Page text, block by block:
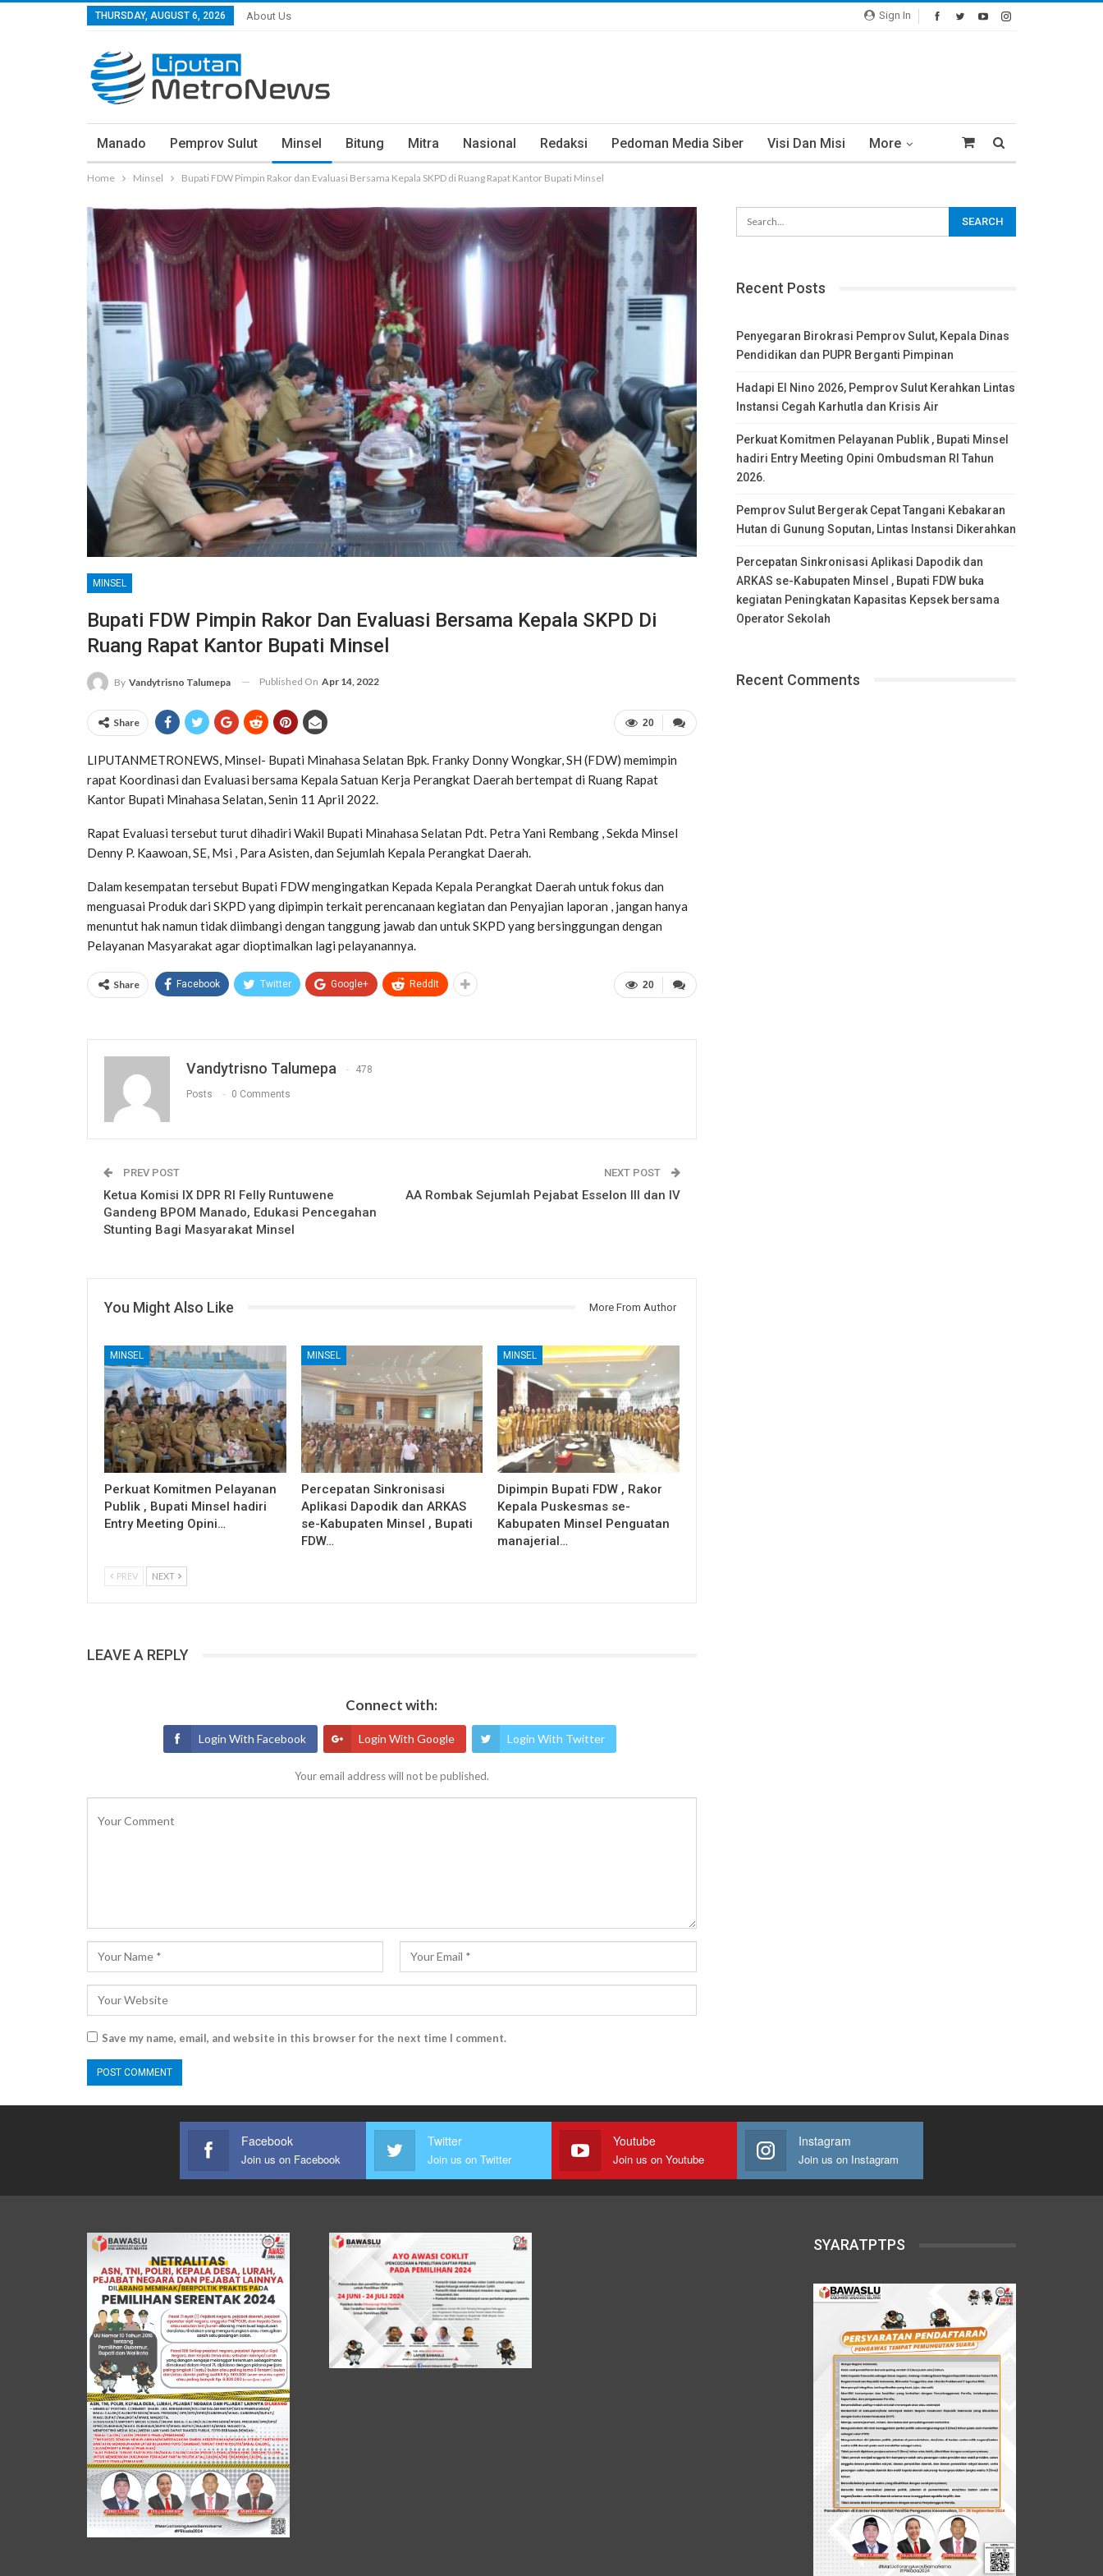
Sign In
THURSDAY, AUGUST 6, 2026 About Us
Manado Pemprov Sulut Minsel Bitung Mitra Nasional Redaksi Pedoman Media Siber Visi Dan Misi More
Home Minsel Bupati FDW Pimpin Rakor dan Evaluasi Bersama Kepala SKPD di Ruang Rapat Kantor Bupati Minsel
MINSEL
Bupati FDW Pimpin Rakor Dan Evaluasi Bersama Kepala SKPD Di
Ruang Rapat Kantor Bupati Minsel
By Vandytrisno Talumepa Published On Apr 14, 2022
20
Share
LIPUTANMETRONEWS, Minsel- Bupati Minahasa Selatan Bpk. Franky Donny Wongkar, SH (FDW) memimpin
rapat Koordinasi dan Evaluasi bersama Kepala Satuan Kerja Perangkat Daerah bertempat di Ruang Rapat
Kantor Bupati Minahasa Selatan, Senin 11 April 2022.
Rapat Evaluasi tersebut turut dihadiri Wakil Bupati Minahasa Selatan Pdt. Petra Yani Rembang , Sekda Minsel
Denny P. Kaawoan, SE, Msi , Para Asisten, dan Sejumlah Kepala Perangkat Daerah.
Dalam kesempatan tersebut Bupati FDW mengingatkan Kepada Kepala Perangkat Daerah untuk fokus dan
menguasai Produk dari SKPD yang dipimpin terkait perencanaan kegiatan dan Penyajian laporan , jangan hanya
menuntut hak namun tidak diimbangi dengan tanggung jawab dan untuk SKPD yang bersinggungan dengan
Pelayanan Masyarakat agar dioptimalkan lagi pelayanannya.
20
Share Facebook Twitter Google+ ReddIt
Vandytrisno Talumepa 478
Posts 0 Comments
PREV POST
Ketua Komisi IX DPR RI Felly Runtuwene
Gandeng BPOM Manado, Edukasi Pencegahan
Stunting Bagi Masyarakat Minsel
NEXT POST
AA Rombak Sejumlah Pejabat Esselon III dan IV
You Might Also Like More From Author
MINSEL
Perkuat Komitmen Pelayanan
Publik , Bupati Minsel hadiri
Entry Meeting Opini…
MINSEL
Percepatan Sinkronisasi
Aplikasi Dapodik dan ARKAS
se-Kabupaten Minsel , Bupati
FDW…
MINSEL
Dipimpin Bupati FDW , Rakor
Kepala Puskesmas se-
Kabupaten Minsel Penguatan
manajerial…
PREV NEXT
LEAVE A REPLY
Connect with:
Login With Facebook Login With Google Login With Twitter
Your email address will not be published.
Save my name, email, and website in this browser for the next time I comment.
Recent Posts
Penyegaran Birokrasi Pemprov Sulut, Kepala Dinas
Pendidikan dan PUPR Berganti Pimpinan
Hadapi El Nino 2026, Pemprov Sulut Kerahkan Lintas
Instansi Cegah Karhutla dan Krisis Air
Perkuat Komitmen Pelayanan Publik , Bupati Minsel
hadiri Entry Meeting Opini Ombudsman RI Tahun
2026.
Pemprov Sulut Bergerak Cepat Tangani Kebakaran
Hutan di Gunung Soputan, Lintas Instansi Dikerahkan
Percepatan Sinkronisasi Aplikasi Dapodik dan
ARKAS se-Kabupaten Minsel , Bupati FDW buka
kegiatan Peningkatan Kapasitas Kepsek bersama
Operator Sekolah
Recent Comments
Facebook
Join us on Facebook
Twitter
Join us on Twitter
Youtube
Join us on Youtube
Instagram
Join us on Instagram
SYARATPTPS